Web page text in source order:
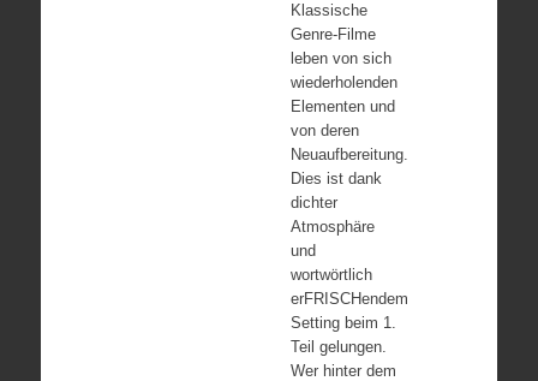
Klassische
Genre-Filme
leben von sich
wiederholenden
Elementen und
von deren
Neuaufbereitung.
Dies ist dank
dichter
Atmosphäre
und
wortwörtlich
erFRISCHendem
Setting beim 1.
Teil gelungen.
Wer hinter dem